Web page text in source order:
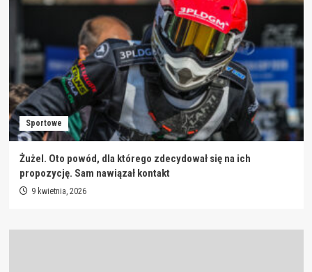
Sportowe
Żużel. Oto powód, dla którego zdecydował się na ich
propozycję. Sam nawiązał kontakt
9 kwietnia, 2026